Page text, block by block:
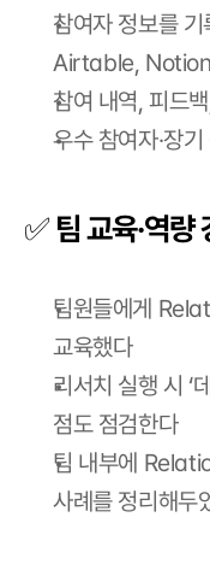
참여자 정보를
Airtable,
참여 내역, 피드
우수 참여자·장
✅ 팀 교육·역량
팀원들에게
교육했다
리서치 실행 시 ‘
점도 점검한다
팀 내부에
사례를 정리해두